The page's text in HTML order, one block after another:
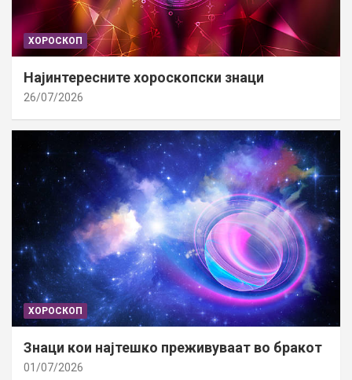
ХОРОСКОП
Најинтересните хороскопски знаци
26/07/2026
ХОРОСКОП
Знаци кои најтешко преживуваат во бракот
01/07/2026